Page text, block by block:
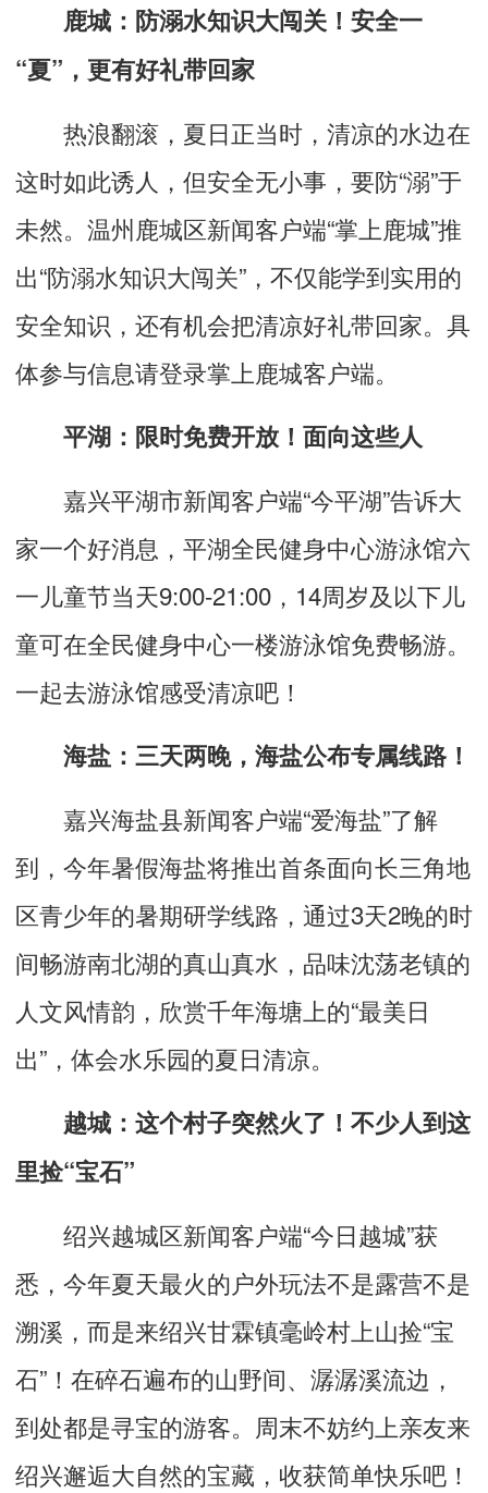
鹿城：防溺水知识大闯关！安全一
“夏”，更有好礼带回家
热浪翻滚，夏日正当时，清凉的水边在
这时如此诱人，但安全无小事，要防“溺”于
未然。温州鹿城区新闻客户端“掌上鹿城”推
出“防溺水知识大闯关”，不仅能学到实用的
安全知识，还有机会把清凉好礼带回家。具
体参与信息请登录掌上鹿城客户端。
平湖：限时免费开放！面向这些人
嘉兴平湖市新闻客户端“今平湖”告诉大
家一个好消息，平湖全民健身中心游泳馆六
一儿童节当天9:00-21:00，14周岁及以下儿
童可在全民健身中心一楼游泳馆免费畅游。
一起去游泳馆感受清凉吧！
海盐：三天两晚，海盐公布专属线路！
嘉兴海盐县新闻客户端“爱海盐”了解
到，今年暑假海盐将推出首条面向长三角地
区青少年的暑期研学线路，通过3天2晚的时
间畅游南北湖的真山真水，品味沈荡老镇的
人文风情韵，欣赏千年海塘上的“最美日
出”，体会水乐园的夏日清凉。
越城：这个村子突然火了！不少人到这
里捡“宝石”
绍兴越城区新闻客户端“今日越城”获
悉，今年夏天最火的户外玩法不是露营不是
溯溪，而是来绍兴甘霖镇毫岭村上山捡“宝
石”！在碎石遍布的山野间、潺潺溪流边，
到处都是寻宝的游客。周末不妨约上亲友来
绍兴邂逅大自然的宝藏，收获简单快乐吧！